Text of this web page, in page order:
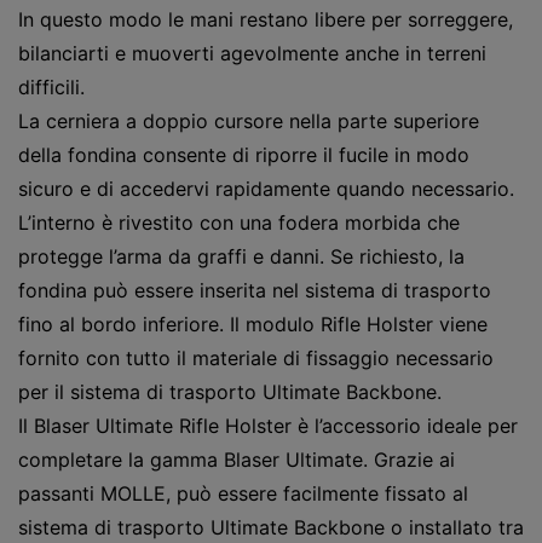
In questo modo le mani restano libere per sorreggere,
bilanciarti e muoverti agevolmente anche in terreni
difficili.
La cerniera a doppio cursore nella parte superiore
della fondina consente di riporre il fucile in modo
sicuro e di accedervi rapidamente quando necessario.
L’interno è rivestito con una fodera morbida che
protegge l’arma da graffi e danni. Se richiesto, la
fondina può essere inserita nel sistema di trasporto
fino al bordo inferiore. Il modulo Rifle Holster viene
fornito con tutto il materiale di fissaggio necessario
per il sistema di trasporto Ultimate Backbone.
Il Blaser Ultimate Rifle Holster è l’accessorio ideale per
completare la gamma Blaser Ultimate. Grazie ai
passanti MOLLE, può essere facilmente fissato al
sistema di trasporto Ultimate Backbone o installato tra